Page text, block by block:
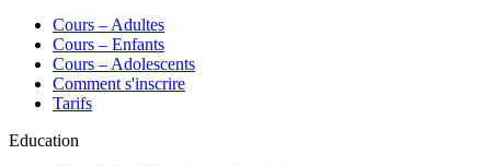
Сours – Adultes
Cours – Enfants
Cours – Adolescents
Comment s'inscrire
Tarifs
Education